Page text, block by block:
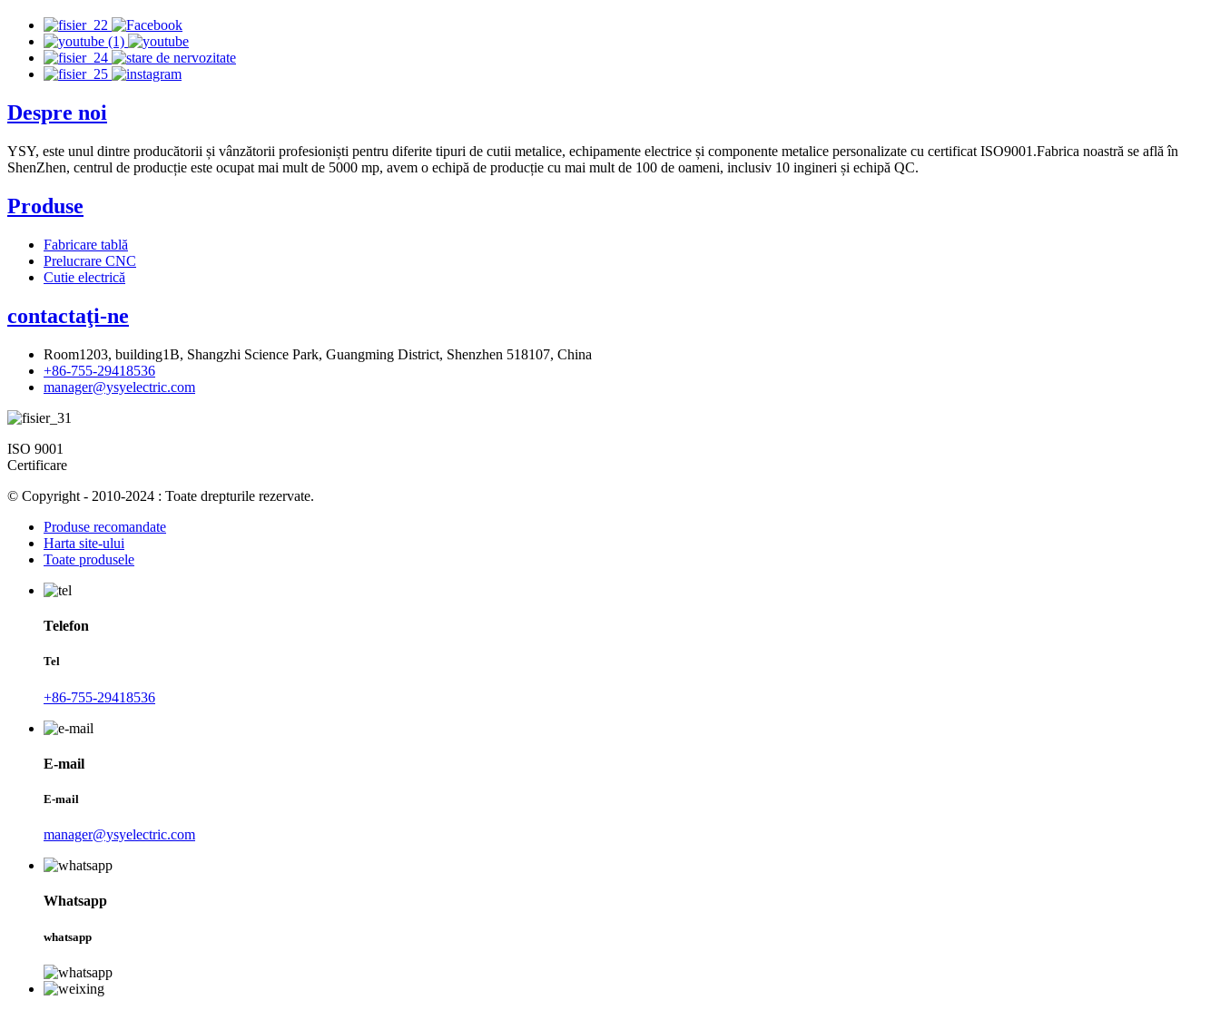
Despre noi
YSY, este unul dintre producătorii și vânzătorii profesioniști pentru diferite tipuri de cutii metalice, echipamente electrice și componente metalice personalizate cu certificat ISO9001.Fabrica noastră se află în
ShenZhen, centrul de producție este ocupat mai mult de 5000 mp, avem o echipă de producție cu mai mult de 100 de oameni, inclusiv 10 ingineri și echipă QC.
Produse
Fabricare tablă
Prelucrare CNC
Cutie electrică
contactaţi-ne
Room1203, building1B, Shangzhi Science Park, Guangming District, Shenzhen 518107, China
+86-755-29418536
manager@ysyelectric.com
ISO 9001
Certificare
© Copyright - 2010-2024 : Toate drepturile rezervate.
Produse recomandate
Harta site-ului
Toate produsele
Telefon
Tel
+86-755-29418536
E-mail
E-mail
manager@ysyelectric.com
Whatsapp
whatsapp